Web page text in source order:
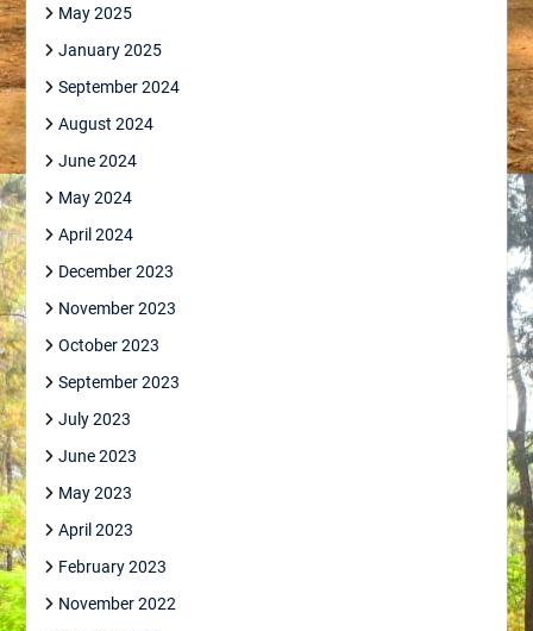
May 2025
January 2025
September 2024
August 2024
June 2024
May 2024
April 2024
December 2023
November 2023
October 2023
September 2023
July 2023
June 2023
May 2023
April 2023
February 2023
November 2022